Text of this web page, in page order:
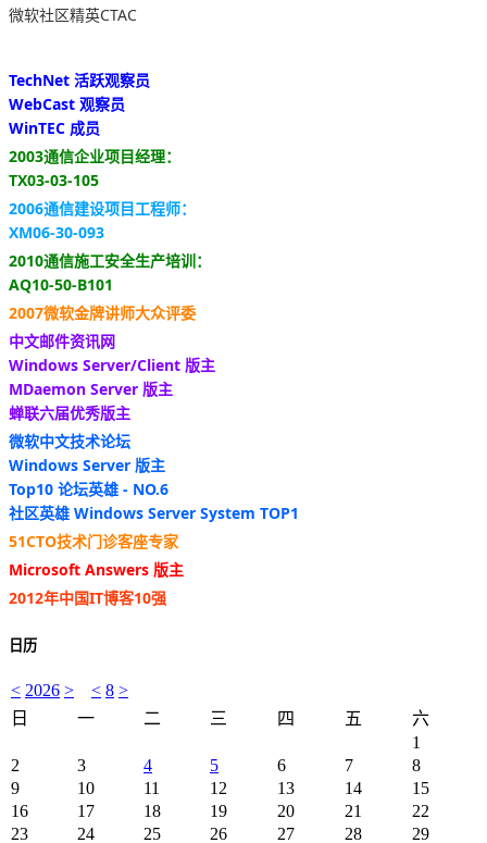
微软社区精英CTAC
TechNet 活跃观察员
WebCast 观察员
WinTEC 成员
2003通信企业项目经理：
TX03-03-105
2006通信建设项目工程师：
XM06-30-093
2010通信施工安全生产培训：
AQ10-50-B101
2007微软金牌讲师大众评委
中文邮件资讯网
Windows Server/Client 版主
MDaemon Server 版主
蝉联六届优秀版主
微软中文技术论坛
Windows Server 版主
Top10 论坛英雄 - NO.6
社区英雄 Windows Server System TOP1
51CTO技术门诊客座专家
Microsoft Answers 版主
2012年中国IT博客10强
日历
< 2026 > < 8 >
日
一 二 三 四 五
六
1
2
3 4 5 6 7
8
9
10 11 12 13 14
15
16
17 18 19 20 21
22
23
24 25 26 27 28
29